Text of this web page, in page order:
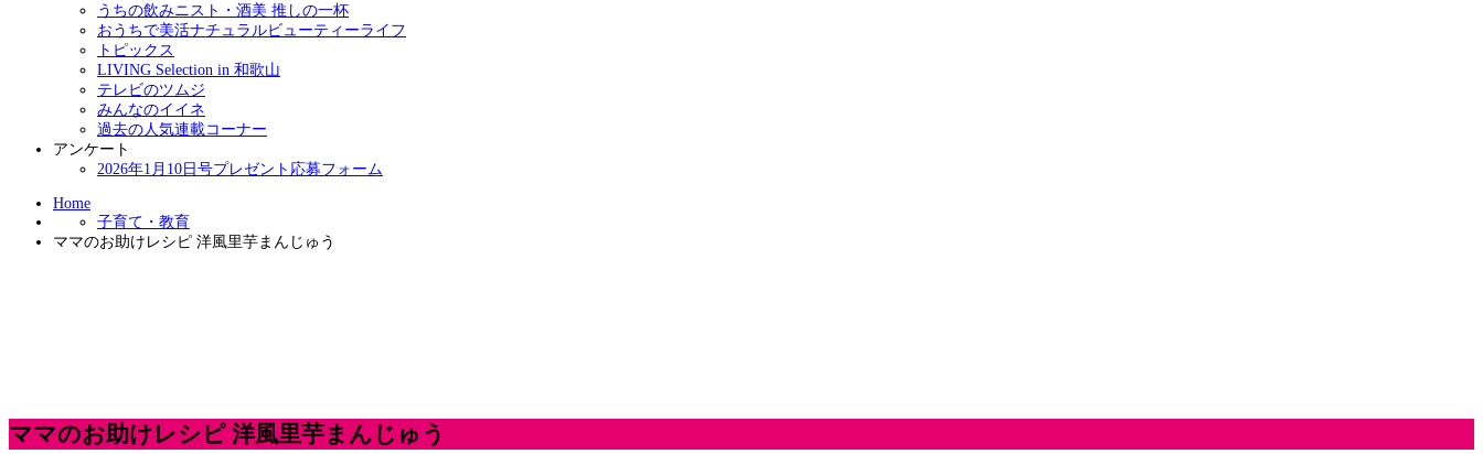
うちの飲みニスト・酒美 推しの一杯
おうちで美活ナチュラルビューティーライフ
トピックス
LIVING Selection in 和歌山
テレビのツムジ
みんなのイイネ
過去の人気連載コーナー
アンケート
2026年1月10日号プレゼント応募フォーム
Home
子育て・教育
ママのお助けレシピ 洋風里芋まんじゅう
ママのお助けレシピ 洋風里芋まんじゅう